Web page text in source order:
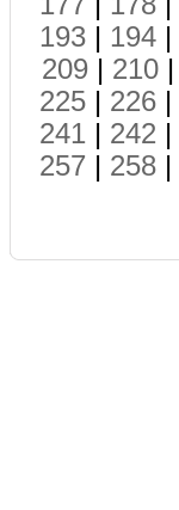
193 | 194 |
209 | 210 |
225 | 226 |
241 | 242 |
257 | 258 |